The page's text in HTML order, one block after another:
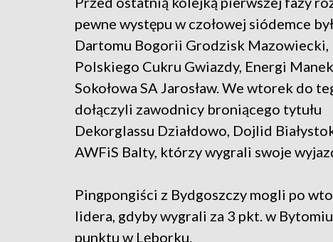
pewne występu w czołowej siódemce
Dartomu Bogorii Grodzisk
Polskiego Cukru Gwiazdy, Energi
Sokołowa SA Jarosław. We wtorek do
dołączyli zawodnicy broniącego tytułu
Dekorglassu Działdowo, Dojlid
AWFiS Balty, którzy wygrali swoje
Pingpongiści z Bydgoszczy mogli po
lidera, gdyby wygrali za 3 pkt. w
punktu w Lęborku.